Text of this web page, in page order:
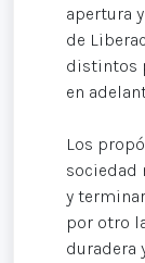
apertura
de
distintos
en
Los
sociedad
y
por otro
duradera